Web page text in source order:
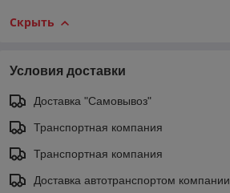
Скрыть
Условия доставки
Доставка "Самовывоз"
Транспортная компания
Транспортная компания
Доставка автотранспортом компании